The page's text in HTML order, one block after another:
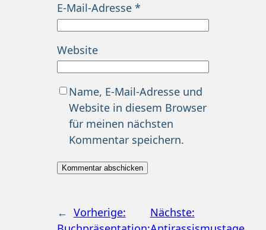
E-Mail-Adresse *
Website
Name, E-Mail-Adresse und
Website in diesem Browser
für meinen nächsten
Kommentar speichern.
← Vorherige:
Nächste: